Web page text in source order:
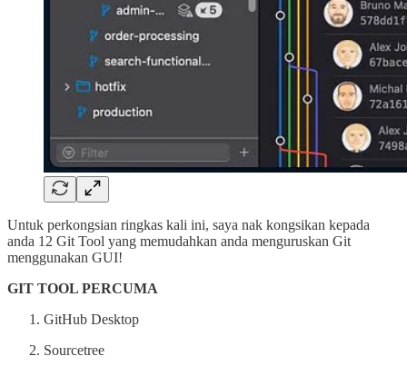
Untuk perkongsian ringkas kali ini, saya nak kongsikan kepada
anda 12 Git Tool yang memudahkan anda menguruskan Git
menggunakan GUI!
GIT TOOL PERCUMA
GitHub Desktop
Sourcetree